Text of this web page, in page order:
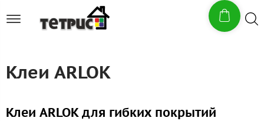
Клеи ARLOK
Клеи ARLOK для гибких покрытий